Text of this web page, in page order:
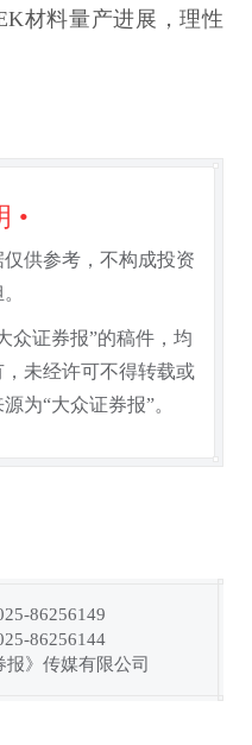
材料量产进展，理性
•
供参考，不构成投资
众证券报”的稿件，均
未经许可不得转载或
为“大众证券报”。
86256149
86256144
》传媒有限公司
功！